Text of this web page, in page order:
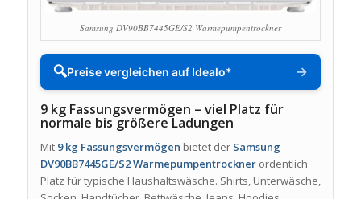
Samsung DV90BB7445GE/S2 Wärmepumpentrockner
🔍Preise vergleichen auf Idealo* →
9 kg Fassungsvermögen – viel Platz für
normale bis größere Ladungen
Mit 9 kg Fassungsvermögen bietet der Samsung
DV90BB7445GE/S2 Wärmepumpentrocknerordentlich
Platz für typische Haushaltswäsche. Shirts, Unterwäsche,